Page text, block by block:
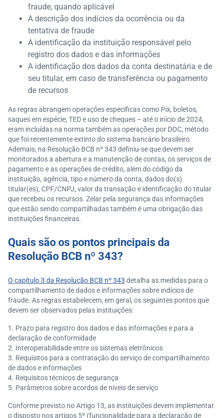
fraude, quando aplicável
A descrição dos indícios da ocorrência ou da
tentativa de fraude
A identificação da instituição responsável pelo
registro dos dados e das informações
A identificação dos dados da conta destinatária e de
seu titular, em caso de transferência ou pagamento
de recursos
As regras abrangem operações específicas como Pix, boletos,
saques em espécie, TED e uso de cheques – até o início de 2024,
eram incluídas na norma também as operações por DOC, método
que foi recentemente extinto do sistema bancário brasileiro.
Ademais, na Resolução BCB nº 343 definiu-se que devem ser
monitorados a abertura e a manutenção de contas, os serviços de
pagamento e as operações de crédito, além do código da
instituição, agência, tipo e número da conta, dados do(s)
titular(es), CPF/CNPJ, valor da transação e identificação do titular
que recebeu os recursos. Zelar pela segurança das informações
que estão sendo compartilhadas também é uma obrigação das
instituições financeiras.
Quais são os pontos principais da
Resolução BCB nº 343?
O capítulo 3 da Resolução BCB nº 343 detalha as medidas para o
compartilhamento de dados e informações sobre indícios de
fraude. As regras estabelecem, em geral, os seguintes pontos que
devem ser observados pelas instituições:
Prazo para registro dos dados e das informações e para a
declaração de conformidade
Interoperabilidade entre os sistemas eletrônicos
Requisitos para a contratação do serviço de compartilhamento
de dados e informações
Requisitos técnicos de segurança
Parâmetros sobre acordos de níveis de serviço
Conforme previsto no Artigo 13, as instituições devem implementar
o disposto nos artigos 5º (funcionalidade para a declaração de